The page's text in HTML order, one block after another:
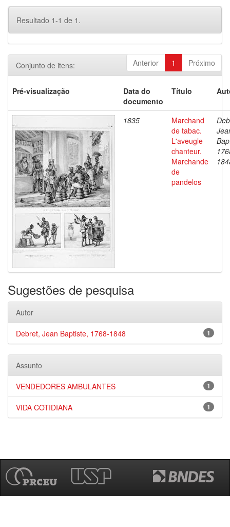
Resultado 1-1 de 1.
Anterior 1 Próximo
Conjunto de itens:
Pré-visualização
Data do
documento
Título
1835
Marchand
de tabac.
L'aveugle
chanteur.
Marchande
de
pandelos
Sugestões de pesquisa
Autor
1
Debret, Jean Baptiste, 1768-1848
Assunto
1
VENDEDORES AMBULANTES
1
VIDA COTIDIANA